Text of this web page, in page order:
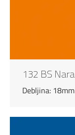
132 BS
Debljina: 18mm